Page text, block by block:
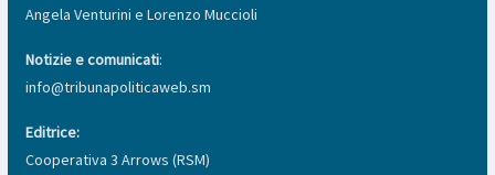
Angela Venturini e Lorenzo Muccioli
Notizie e comunicati:
info@tribunapoliticaweb.sm
Editrice:
Cooperativa 3 Arrows (RSM)